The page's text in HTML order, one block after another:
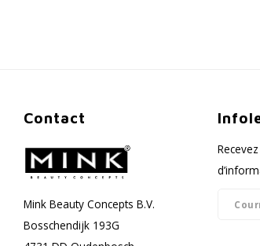
Contact
Mink Beauty Concepts B.V.
Bosschendijk 193G